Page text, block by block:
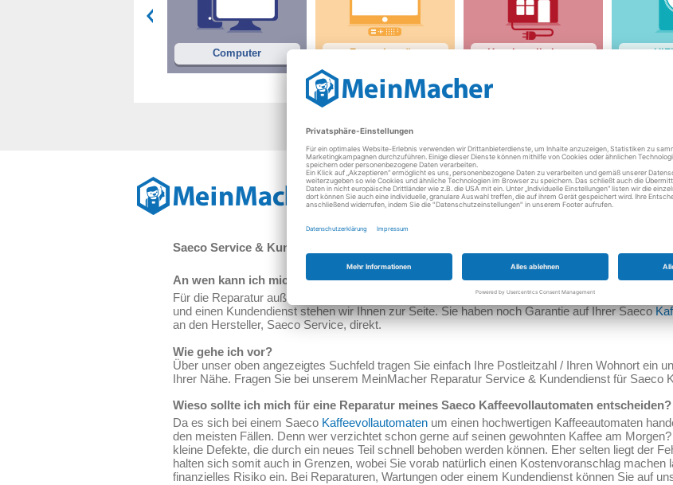
Computer Fernsehgeräte Hausinstallationen
Reparieren lohnt sich!
Saeco Service & Kundendienst für Kaffeemaschinen
An wen kann ich mich wenden, wenn meine Saeco Kaffeemaschine defekt ist?
Für die Reparatur außerhalb der Garantiezeit können Sie sich vertrauensvoll an unsere
und einen Kundendienst stehen wir Ihnen zur Seite. Sie haben noch Garantie auf Ihrer Saeco
an den Hersteller, Saeco Service, direkt.
Wie gehe ich vor?
Über unser oben angezeigtes Suchfeld tragen Sie einfach Ihre Postleitzahl / Ihren Wohnort ein
Ihrer Nähe. Fragen Sie bei unserem MeinMacher Reparatur Service & Kundendienst für Saeco
Wieso sollte ich mich für eine Reparatur meines Saeco Kaffeevollautomaten entscheiden?
Da es sich bei einem Saeco Kaffeevollautomaten um einen hochwertigen Kaffeeautomaten
den meisten Fällen. Denn wer verzichtet schon gerne auf seinen gewohnten Kaffee am
kleine Defekte, die durch ein neues Teil schnell behoben werden können. Eher selten liegt der
halten sich somit auch in Grenzen, wobei Sie vorab natürlich einen Kostenvoranschlag
finanzielles Risiko ein. Bei Reparaturen, Wartungen oder einem Kundendienst können Sie auf